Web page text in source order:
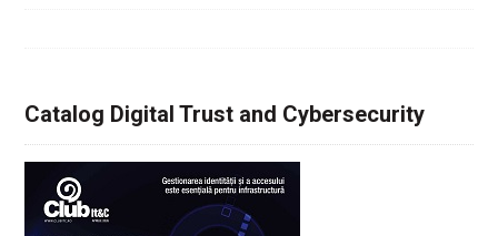
Catalog Digital Trust and Cybersecurity